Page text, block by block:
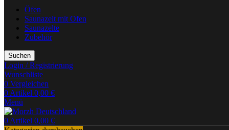
Öfen
Saunazelt mit Ofen
Saunazelte
Zubehör
Suchen
Login / Registrierung
Wunschliste
0 Vergleichen
0 Artikel 0,00 €
Menü
0 Artikel 0,00 €